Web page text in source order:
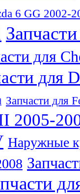
6 GG 2002-
для
для
Запчасти для
2005-
Наружные